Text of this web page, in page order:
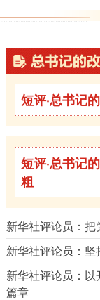
短评·总书记
短评·总书记
粗
新华社评论员：
新华社评论员：
新华社评论员：
篇章